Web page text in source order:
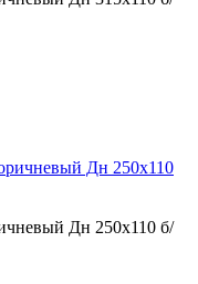
Дн 250х110 б/